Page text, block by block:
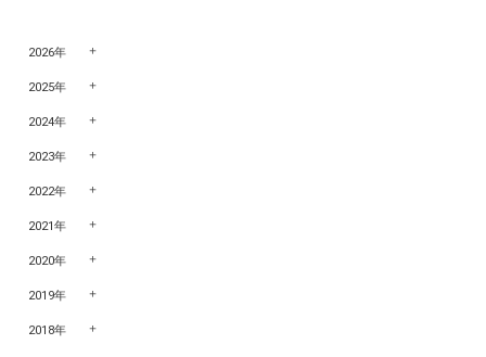
2026年
2025年
2024年
2023年
2022年
2021年
2020年
2019年
2018年